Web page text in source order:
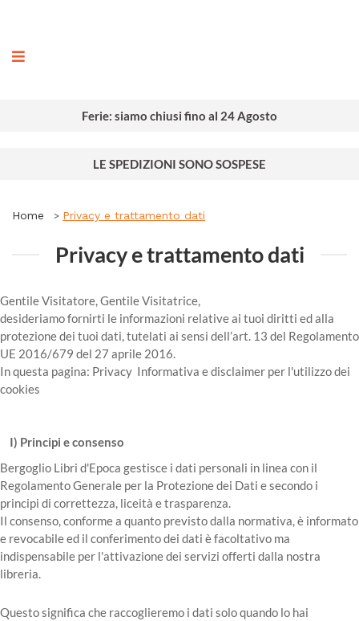
Ferie: siamo chiusi fino al 24 Agosto
LE SPEDIZIONI SONO SOSPESE
Home Privacy e trattamento dati
Privacy e trattamento dati
Gentile Visitatore, Gentile Visitatrice,
desideriamo fornirti le informazioni relative ai tuoi diritti ed alla
protezione dei tuoi dati, tutelati ai sensi dell’art. 13 del Regolamento
UE 2016/679 del 27 aprile 2016.
In questa pagina: Privacy Informativa e disclaimer per l'utilizzo dei
cookies
I) Principi e consenso
Bergoglio Libri d'Epoca gestisce i dati personali in linea con il
Regolamento Generale per la Protezione dei Dati e secondo i
principi di correttezza, liceità e trasparenza.
Il consenso, conforme a quanto previsto dalla normativa, è informato
e revocabile ed il conferimento dei dati è facoltativo ma
indispensabile per l'attivazione dei servizi offerti dalla nostra
libreria.
Questo significa che raccoglieremo i dati solo quando lo hai